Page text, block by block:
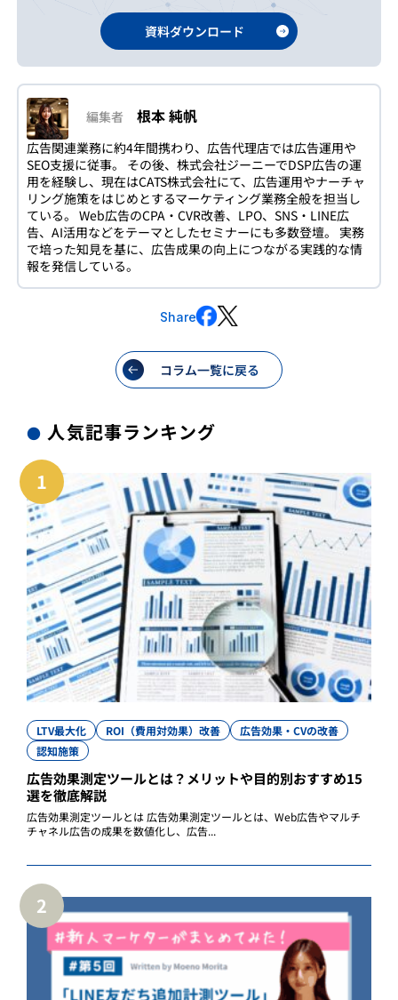
資料ダウンロード
編集者 根本 純帆
広告関連業務に約4年間携わり、広告代理店では広告運用や
SEO支援に従事。 その後、株式会社ジーニーでDSP広告の運
用を経験し、現在はCATS株式会社にて、広告運用やナーチャ
リング施策をはじめとするマーケティング業務全般を担当し
ている。 Web広告のCPA・CVR改善、LPO、SNS・LINE広
告、AI活用などをテーマとしたセミナーにも多数登壇。 実務
で培った知見を基に、広告成果の向上につながる実践的な情
報を発信している。
Share
コラム一覧に戻る
● 人気記事ランキング
1
LTV最大化 ROI（費用対効果）改善
広告効果・CVの改善
認知施策
広告効果測定ツールとは？メリットや目的別おすすめ15
選を徹底解説
広告効果測定ツールとは 広告効果測定ツールとは、Web広告やマルチ
チャネル広告の成果を数値化し、広告...
2